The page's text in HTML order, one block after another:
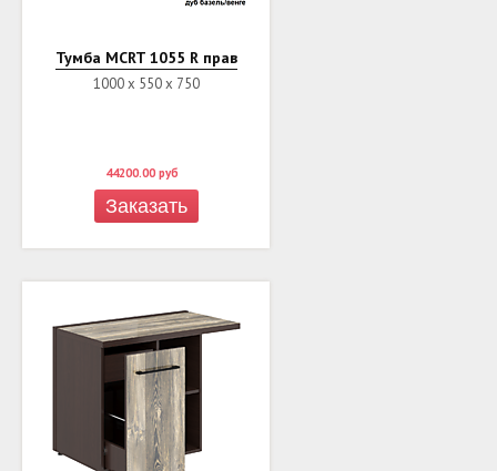
Тумба MCRT 1055 R прав
1000 х 550 х 750
44200.00 руб
Заказать